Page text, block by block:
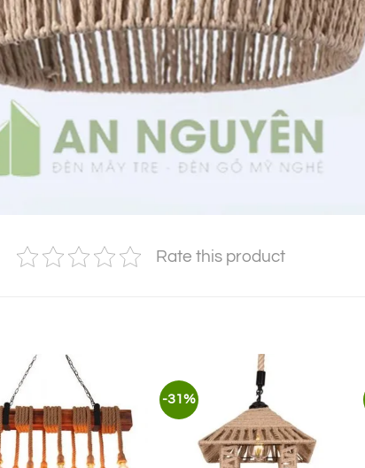
Rate this product
-31%